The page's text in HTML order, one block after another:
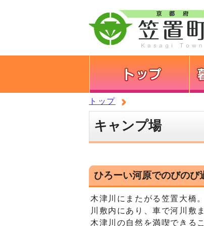
トップ
キャンプ場
ひろーい河原でのびのび
木津川にまたがる笠置大橋
川敷内にあり、車で河川敷
木津川の自然を満喫できる